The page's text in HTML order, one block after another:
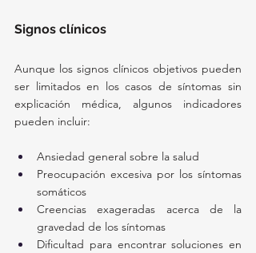
Signos clínicos
Aunque los signos clínicos objetivos pueden
ser limitados en los casos de síntomas sin
explicación médica, algunos indicadores
pueden incluir:
Ansiedad general sobre la salud
Preocupación excesiva por los síntomas
somáticos
Creencias exageradas acerca de la
gravedad de los síntomas
Dificultad para encontrar soluciones en